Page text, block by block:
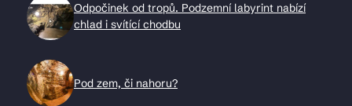
Odpočinek od tropů. Podzemní labyrint nabízí
chlad i svítící chodbu
Pod zem, či nahoru?